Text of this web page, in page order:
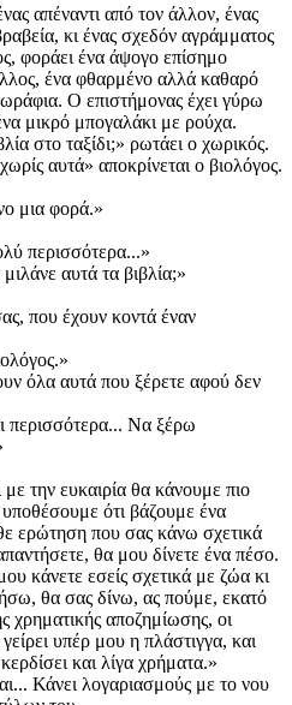
απέναντι από τον άλλον, ένας
κι ένας σχεδόν αγράμματος
φοράει ένα άψογο επίσημο
ένα φθαρμένο αλλά καθαρό
Ο επιστήμονας έχει γύρω
μικρό μπογαλάκι με ρούχα.
στο ταξίδι;» ρωτάει ο χωρικός.
αυτά» αποκρίνεται ο βιολόγος.
μια φορά.»
περισσότερα...»
αυτά τα βιβλία;»
που έχουν κοντά έναν
όλα αυτά που ξέρετε αφού δεν
περισσότερα... Να ξέρω
την ευκαιρία θα κάνουμε πιο
ότι βάζουμε ένα
ερώτηση που σας κάνω σχετικά
θα μου δίνετε ένα πέσο.
κάνετε εσείς σχετικά με ζώα κι
θα σας δίνω, ας πούμε, εκατό
αποζημίωσης, οι
υπέρ μου η πλάστιγγα, και
και λίγα χρήματα.»
Κάνει λογαριασμούς με το νου